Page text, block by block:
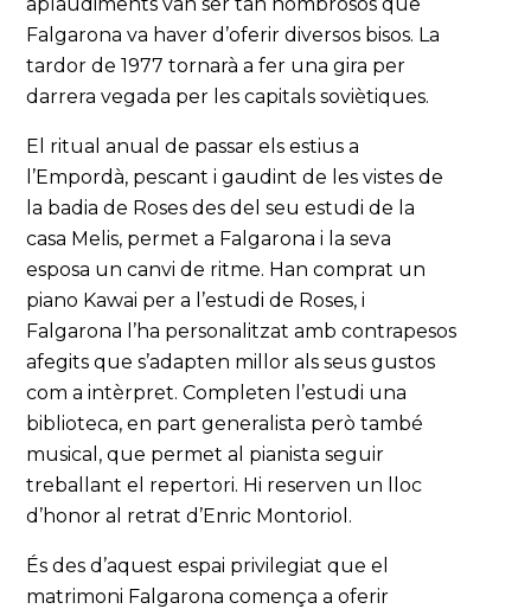
Falgarona va haver d’oferir diversos bisos. La
tardor de 1977 tornarà a fer una gira per
darrera vegada per les capitals soviètiques.
El ritual anual de passar els estius a
l’Empordà, pescant i gaudint de les vistes de
la badia de Roses des del seu estudi de la
casa Melis, permet a Falgarona i la seva
esposa un canvi de ritme. Han comprat un
piano Kawai per a l’estudi de Roses, i
Falgarona l’ha personalitzat amb contrapesos
afegits que s’adapten millor als seus gustos
com a intèrpret. Completen l’estudi una
biblioteca, en part generalista però també
musical, que permet al pianista seguir
treballant el repertori. Hi reserven un lloc
d’honor al retrat d’Enric Montoriol.
És des d’aquest espai privilegiat que el
matrimoni Falgarona comença a oferir